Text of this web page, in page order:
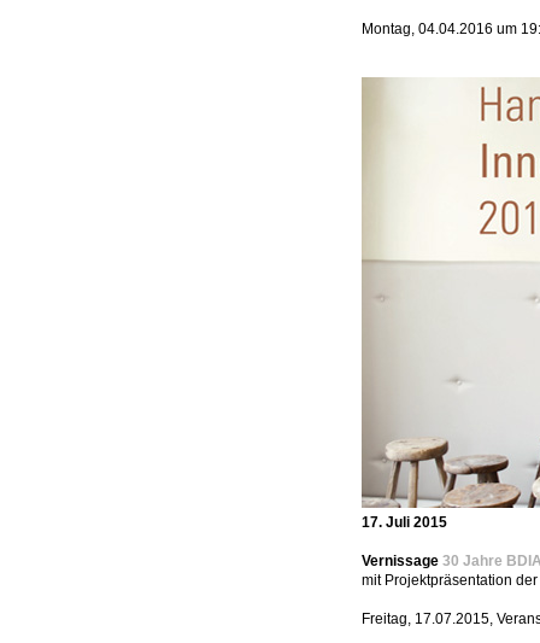
Montag, 04.04.2016 um
17. Juli 2015
Vernissage 30 Jahre
mit Projektpräsentation
Freitag, 17.07.2015,